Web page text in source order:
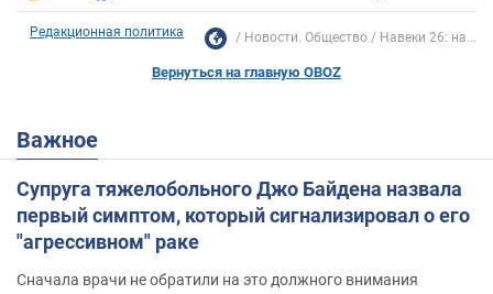
Редакционная политика Новости. Общество Навеки 26: на...
Вернуться на главную OBOZ
Важное
Супруга тяжелобольного Джо Байдена назвала
первый симптом, который сигнализировал о его
"агрессивном" раке
Сначала врачи не обратили на это должного внимания